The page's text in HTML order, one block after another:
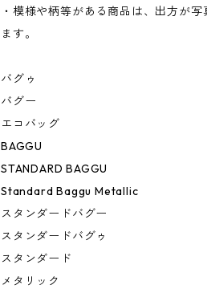
・模様や柄等がある商品は、出方が
ます。
バグゥ
バグー
エコバッグ
BAGGU
STANDARD BAGGU
Standard Baggu Metallic
スタンダードバグー
スタンダードバグゥ
スタンダード
メタリック